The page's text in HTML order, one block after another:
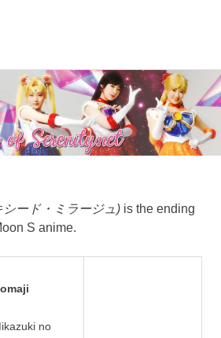
ード・ミラージュ) is the ending
S anime.
no